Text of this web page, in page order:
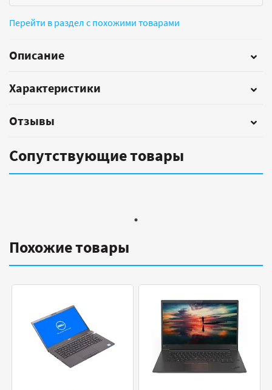
Перейти в раздел с похожими товарами
Описание
Характеристики
Отзывы
Сопутствующие товары
Похожие товары